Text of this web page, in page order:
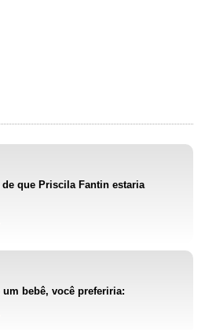
que Priscila Fantin estaria
bebê, você preferiria: